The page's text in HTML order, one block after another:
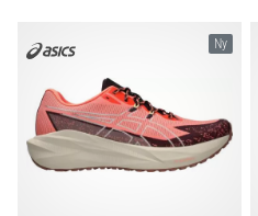
Ny